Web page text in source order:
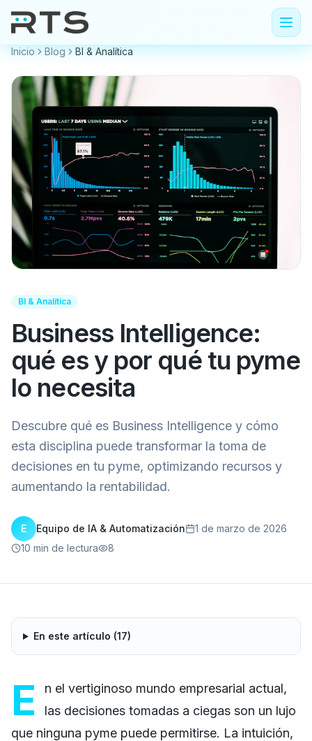
Inicio Blog BI & Analítica
BI & Analítica
Business Intelligence:
qué es y por qué tu pyme
lo necesita
Descubre qué es Business Intelligence y cómo
esta disciplina puede transformar la toma de
decisiones en tu pyme, optimizando recursos y
aumentando la rentabilidad.
E Equipo de IA & Automatización
1 de marzo de 2026
10 min de lectura 8
En este artículo (17)
E
n el vertiginoso mundo empresarial actual,
las decisiones tomadas a ciegas son un lujo
que ninguna pyme puede permitirse. La intuición,